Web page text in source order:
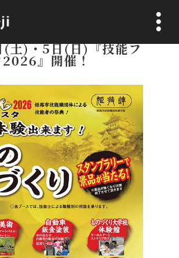
2026.04.03
土)・5日(日)『技能フ
2026』開催！
ホーム
Blog
観光スポット
アクセス
利用規約
プライバシーポリシー